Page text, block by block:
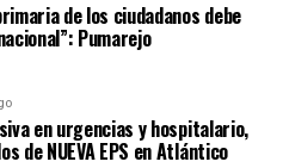
de los ciudadanos debe
Pumarejo
en urgencias y hospitalario,
de NUEVA EPS en Atlántico